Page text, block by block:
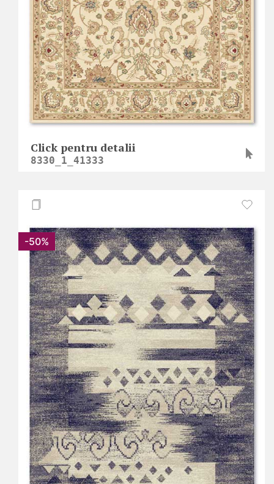
Click pentru detalii
8330_1_41333
-50%